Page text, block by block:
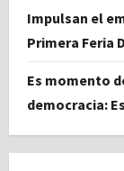
Impulsan el
Primera Feria
Es momento
democracia: